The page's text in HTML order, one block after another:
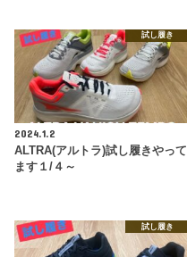
試し履き
2024.1.2
ALTRA(アルトラ)試し履きやって
ます１/４～
試し履き